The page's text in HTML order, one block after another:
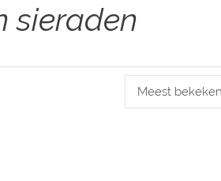
sieraden
Meest bekeken